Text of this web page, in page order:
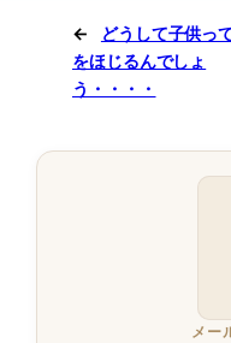
←
どうして子供っ
をほじるんでしょ
う・・・・
メー